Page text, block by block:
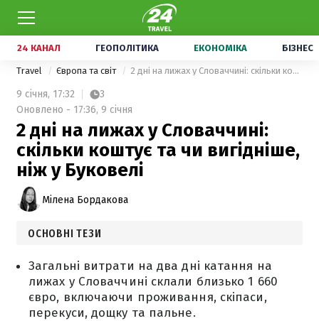
24 КАНАЛ ГЕОПОЛІТИКА ЕКОНОМІКА БІЗНЕС
Travel Європа та світ 2 дні на лижах у Словаччині: скільки коштує та чи вигідніше, ніж у Буковелі
9 січня, 17:32
3
Оновлено - 17:36, 9 січня
2 дні на лижах у Словаччині:
скільки коштує та чи вигідніше,
ніж у Буковелі
Мілена Бордакова
ОСНОВНІ ТЕЗИ
Загальні витрати на два дні катання на
лижах у Словаччині склали близько 1 660
євро, включаючи проживання, скіпаси,
перекуси, дощку та пальне.